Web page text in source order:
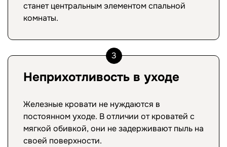
станет центральным элементом спальной
комнаты.
3
Неприхотливость в уходе
Железные кровати не нуждаются в
постоянном уходе. В отличии от кроватей с
мягкой обивкой, они не задерживают пыль на
своей поверхности.